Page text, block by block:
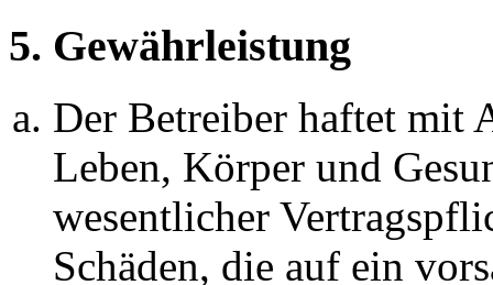
5. Gewährleistung
Der Betreiber haftet mit
Leben, Körper und
wesentlicher
Schäden, die auf ein